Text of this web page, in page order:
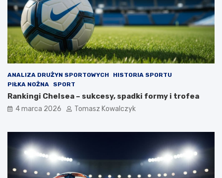
ANALIZA DRUŻYN SPORTOWYCH
HISTORIA SPORTU
PIŁKA NOŻNA
SPORT
Rankingi Chelsea – sukcesy, spadki formy i trofea
4 marca 2026 Tomasz Kowalczyk